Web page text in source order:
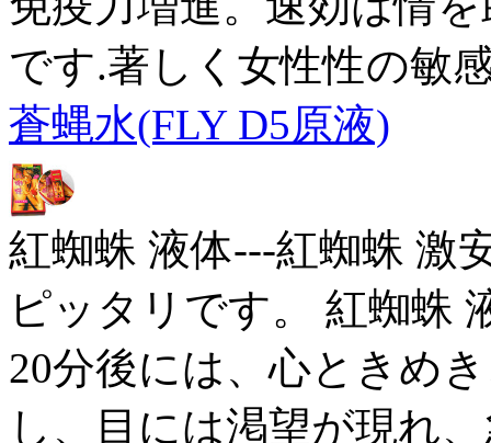
です.著しく女性性の敏
蒼蝿水(FLY D5原液)
紅蜘蛛 液体---紅蜘蛛 激
ピッタリです。 紅蜘蛛
20分後には、心ときめ
し、目には渇望が現れ